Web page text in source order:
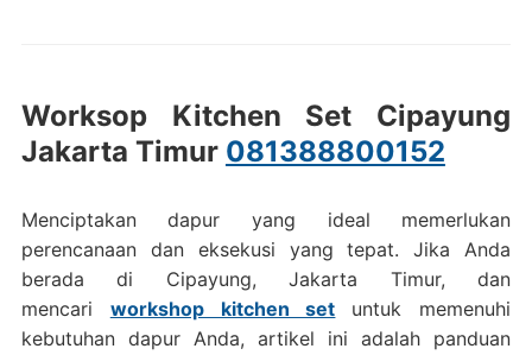
Worksop Kitchen Set Cipayung
Jakarta Timur 081388800152
Menciptakan dapur yang ideal memerlukan
perencanaan dan eksekusi yang tepat. Jika Anda
berada di Cipayung, Jakarta Timur, dan
mencari workshop kitchen set
untuk memenuhi
kebutuhan dapur Anda, artikel ini adalah panduan